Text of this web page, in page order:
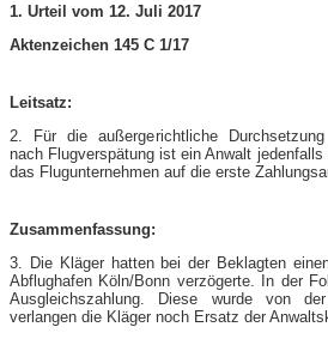
1. Urteil vom 12. Juli 2017
Aktenzeichen 145 C 1/17
Leitsatz:
2. Für die außergerichtliche
nach Flugverspätung ist ein Anwalt
das Flugunternehmen auf die erste
Zusammenfassung:
3. Die Kläger hatten bei der Beklagten
Abflughafen Köln/Bonn verzögerte. In der
Ausgleichszahlung. Diese wurde von
verlangen die Kläger noch Ersatz der